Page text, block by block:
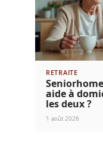
RETRAITE
aide à
les deux ?
1 août 2026